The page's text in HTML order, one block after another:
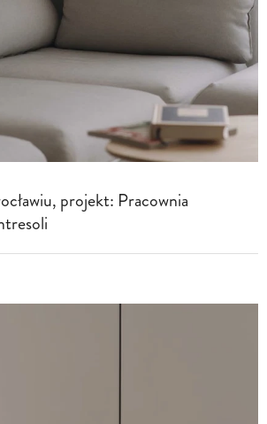
projekt: Pracownia